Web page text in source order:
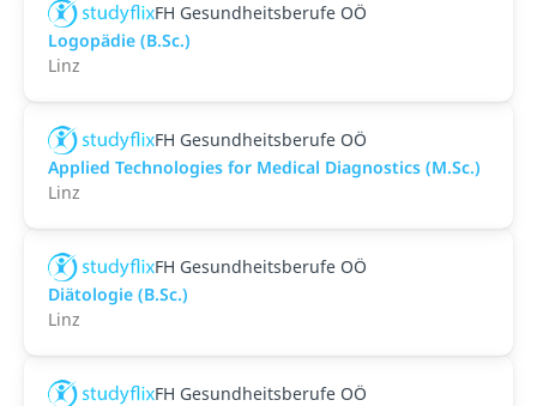
FH Gesundheitsberufe OÖ
Logopädie (B.Sc.)
Linz
FH Gesundheitsberufe OÖ
Applied Technologies for Medical Diagnostics (M.Sc.)
Linz
FH Gesundheitsberufe OÖ
Diätologie (B.Sc.)
Linz
FH Gesundheitsberufe OÖ